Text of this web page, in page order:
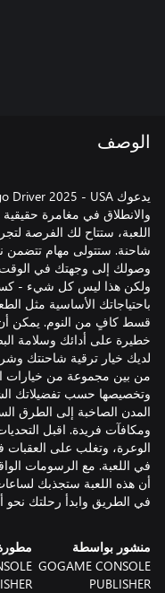
الوصف
والانطلاق في مغامرة
اللعبة، ستتاح لك الفرصة
شاحنة. ستتولى مهام تتضمن
وصولك إلى وجهتك في الوقت
ولكن هذا ليس كل شيء -
باحتياجاتك الأساسية مثل
قسط كافٍ من النوم. يمكن
خطيرة على أدائك وسلامة
لديك خيار ترقية شاحنتك
من بين مجموعة من خيارات
وتخصيصها حسب تفضيلاتك
المدن الصاخبة إلى الطرق
ومكافآت فريدة. اقبل
الوعرة، وتغلب على
في اللعبة. مع الرسومات
أن هذه اللعبة ستجذبك
في الطريق وابدأ رحلتك نحو
منشور بواسطة
GOGAME CONSOLE
PUBLISHER